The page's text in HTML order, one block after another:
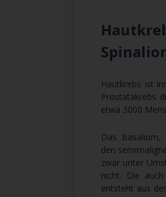
Hautkrebs ist
Prostatakrebs
etwa 3000
Das Basaliom,
den
zwar unter
nicht. Die
entsteht aus